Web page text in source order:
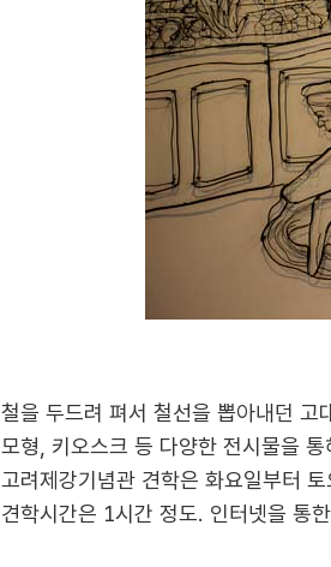
철을 두드려 펴서 철선을 뽑아내던 고
모형, 키오스크 등 다양한 전시물을
고려제강기념관 견학은 화요일부터
견학시간은 1시간 정도. 인터넷을 통